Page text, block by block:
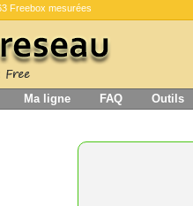
Freebox mesurées
Ma ligne FAQ Outils